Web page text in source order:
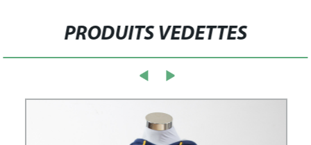
PRODUITS VEDETTES